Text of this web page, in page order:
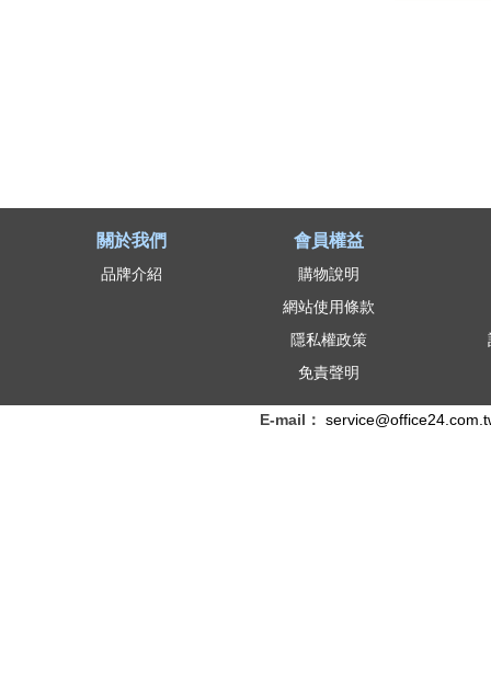
關於我們
品牌介紹
會員權益
購物說明
網站使用條款
隱私權政策
免責聲明
E-mail：